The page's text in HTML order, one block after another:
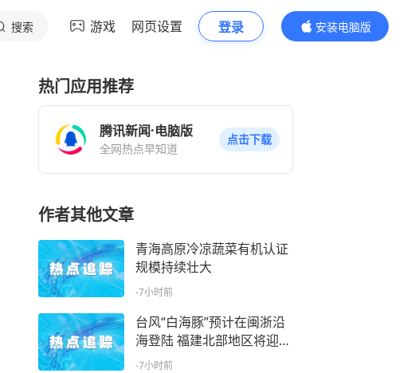
搜索 游戏 网页设置 登录
安装电脑版
内容更精彩
热门应用推荐
腾讯新闻·电脑版
全网热点早知道
点击下载
作者其他文章
青海高原冷凉蔬菜有机认证
规模持续壮大
-7小时前
台风“白海豚”预计在闽浙沿
海登陆 福建北部地区将迎明
显风雨
-7小时前